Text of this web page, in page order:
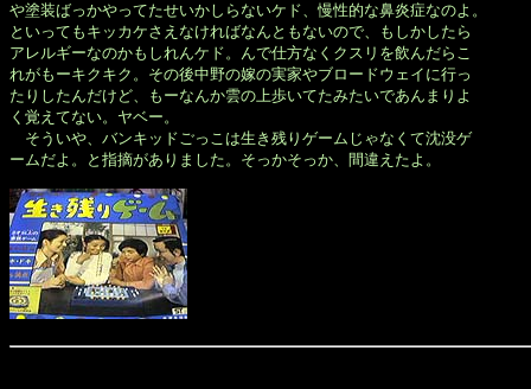
や塗装ばっかやってたせいかしらないケド、慢性的な鼻炎症なのよ。
といってもキッカケさえなければなんともないので、もしかしたら
アレルギーなのかもしれんケド。んで仕方なくクスリを飲んだらこ
れがもーキクキク。その後中野の嫁の実家やブロードウェイに行っ
たりしたんだけど、もーなんか雲の上歩いてたみたいであんまりよ
く覚えてない。ヤベー。
そういや、バンキッドごっこは生き残りゲームじゃなくて沈没ゲ
ームだよ。と指摘がありました。そっかそっか、間違えたよ。